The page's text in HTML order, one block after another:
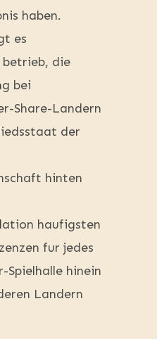
haben.
es
betrieb, die
bei
Share-Landern
der
hinten
haufigsten
fur jedes
Spielhalle hinein
Landern